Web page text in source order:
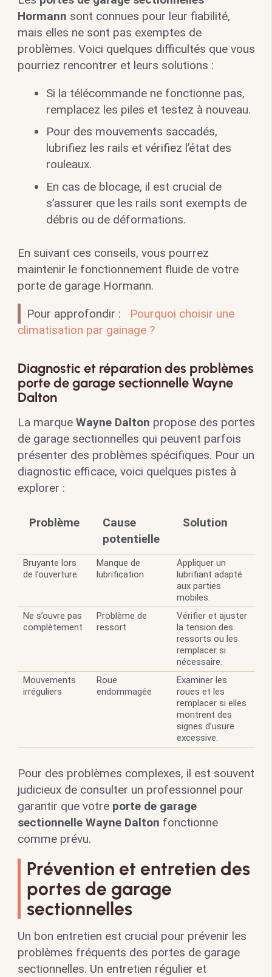
Hormann sont connues pour leur fiabilité,
mais elles ne sont pas exemptes de
problèmes. Voici quelques difficultés que vous
pourriez rencontrer et leurs solutions :
Si la télécommande ne fonctionne pas,
remplacez les piles et testez à nouveau.
Pour des mouvements saccadés,
lubrifiez les rails et vérifiez l’état des
rouleaux.
En cas de blocage, il est crucial de
s’assurer que les rails sont exempts de
débris ou de déformations.
En suivant ces conseils, vous pourrez
maintenir le fonctionnement fluide de votre
porte de garage Hormann.
Pour approfondir :
Pourquoi choisir une
climatisation par gainage ?
Diagnostic et réparation des problèmes
porte de garage sectionnelle Wayne
Dalton
La marque Wayne Dalton propose des portes
de garage sectionnelles qui peuvent parfois
présenter des problèmes spécifiques. Pour un
diagnostic efficace, voici quelques pistes à
explorer :
Problème
Cause
potentielle
Solution
Bruyante lors
de l’ouverture
Manque de
lubrification
Appliquer un
lubrifiant adapté
aux parties
mobiles.
Ne s’ouvre pas
complètement
Problème de
ressort
Vérifier et ajuster
la tension des
ressorts ou les
remplacer si
nécessaire.
Mouvements
irréguliers
Roue
endommagée
Examiner les
roues et les
remplacer si elles
montrent des
signes d’usure
excessive.
Pour des problèmes complexes, il est souvent
judicieux de consulter un professionnel pour
garantir que votre porte de garage
sectionnelle Wayne Dalton fonctionne
comme prévu.
Prévention et entretien des
portes de garage
sectionnelles
Un bon entretien est crucial pour prévenir les
problèmes fréquents des portes de garage
sectionnelles. Un entretien régulier et